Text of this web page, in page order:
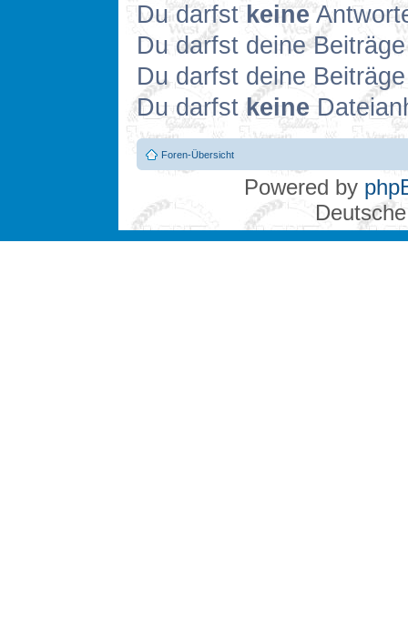
Du darfst keine
Du darfst deine
Du darfst deine
Du darfstkeine
Foren-Übersicht
Powered by